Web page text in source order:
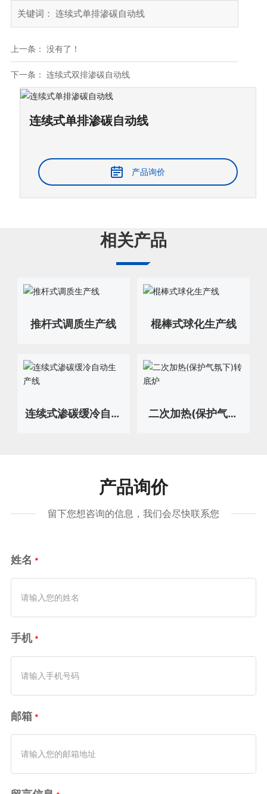
关键词： 连续式单排渗碳自动线
上一条： 没有了！
下一条： 连续式双排渗碳自动线
连续式单排渗碳自动线
产品询价
相关产品
推杆式调质生产线 棍棒式球化生产线
连续式渗碳缓冷自动
二次加热(保护气氛
产品询价
留下您想咨询的信息，我们会尽快联系您
姓名
手机
邮箱